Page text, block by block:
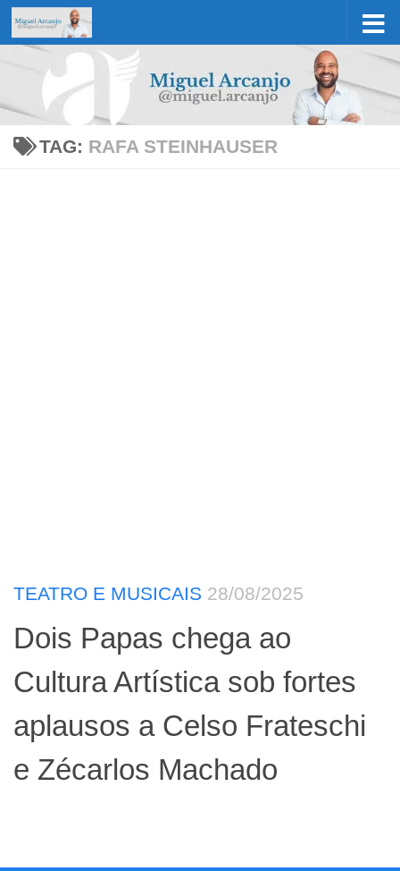
Skip to content
TAG: RAFA STEINHAUSER
TEATRO E MUSICAIS 28/08/2025
Dois Papas chega ao
Cultura Artística sob fortes
aplausos a Celso Frateschi
e Zécarlos Machado